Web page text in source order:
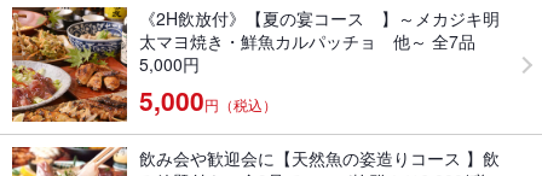
《2H飲放付》【夏の宴コース 】～メカジキ明
太マヨ焼き・鮮魚カルパッチョ 他～ 全7品
5,000円
5,000円（税込）
飲み会や歓迎会に【天然魚の姿造りコース 】飲